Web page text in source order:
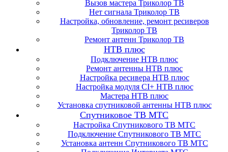
Вызов мастера Триколор ТВ
Нет сигнала Триколор ТВ
Настройка, обновление, ремонт ресиверов
Триколор ТВ
Ремонт антенн Триколор ТВ
НТВ плюс
Подключение НТВ плюс
Ремонт антенны НТВ плюс
Настройка ресивера НТВ плюс
Настройка модуля CI+ НТВ плюс
Мастера НТВ плюс
Установка спутниковой антенны НТВ плюс
Спутниковое ТВ МТС
Настройка Спутникового ТВ МТС
Подключение Спутникового ТВ МТС
Установка антенн Спутникового ТВ МТС